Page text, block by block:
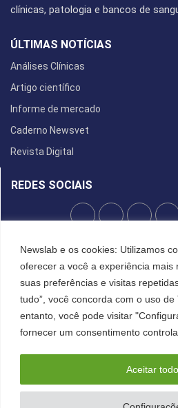
Newslab e os cookies: Utilizamos
oferecer a você a experiência mais
suas preferências e visitas
tudo”, você concorda com o uso
entanto, você pode visitar
fornecer um consentimento
Aceitar
clínicas, patologia e bancos de
ÚLTIMAS NOTÍCIAS
Análises Clínicas
Artigo científico
Informe de mercado
Caderno Newsvet
Revista Digital
REDES SOCIAIS
POLÍTICA DE PRIVACIDADE
Cookies
©2022 All Right Reserved. Designed